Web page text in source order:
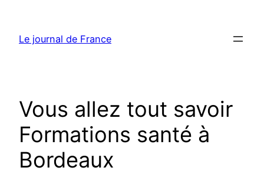
contenu
Le journal de France
Vous allez tout savoir
Formations santé à
Bordeaux